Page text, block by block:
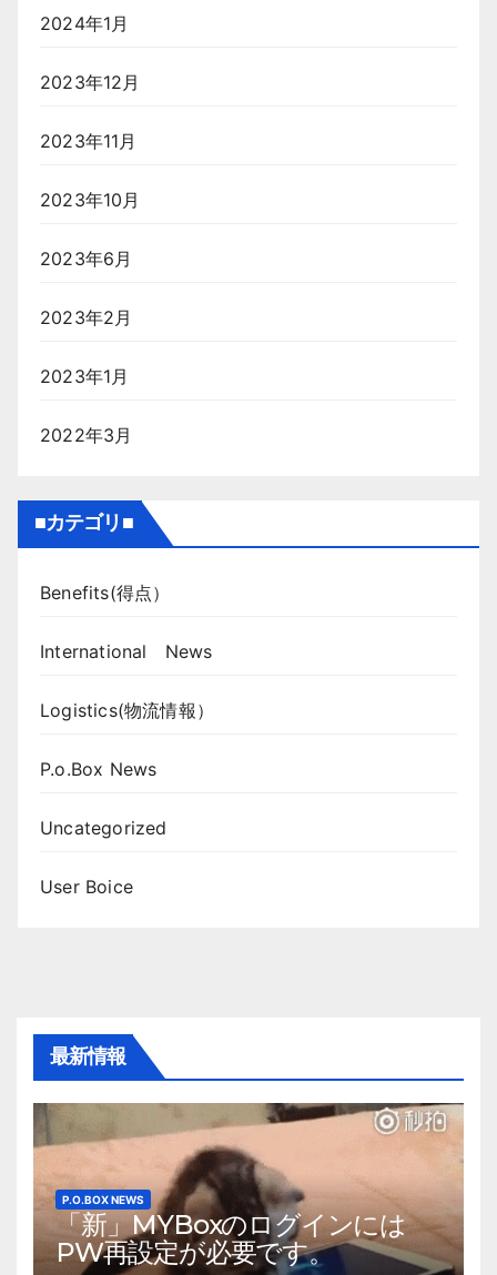
2024年1月
2023年12月
2023年11月
2023年10月
2023年6月
2023年2月
2023年1月
2022年3月
■カテゴリ■
Benefits(得点）
International News
Logistics(物流情報）
P.o.Box News
Uncategorized
User Boice
最新情報
P.O.BOX NEWS
「新」MYBoxのログインには
PW再設定が必要です。